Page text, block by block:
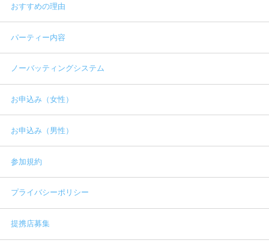
おすすめの理由
パーティー内容
ノーバッティングシステム
お申込み（女性）
お申込み（男性）
参加規約
プライバシーポリシー
提携店募集